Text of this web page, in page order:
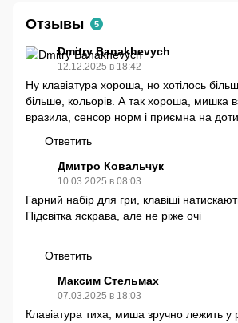
Отзывы 5
Dmitry Banakhevych
12.12.2025 в 18:42
Ну клавіатура хороша, но хотілось
більше, кольорів. А так хороша, мишка
вразила, сенсор норм і приємна на
Ответить
Дмитро Ковальчук
10.03.2025 в 08:03
Гарний набір для гри, клавіші
Підсвітка яскрава, але не ріже очі
Ответить
Максим Стельмах
07.03.2025 в 18:03
Клавіатура тиха, миша зручно лежить у